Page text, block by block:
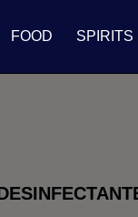
FOOD SPIRITS